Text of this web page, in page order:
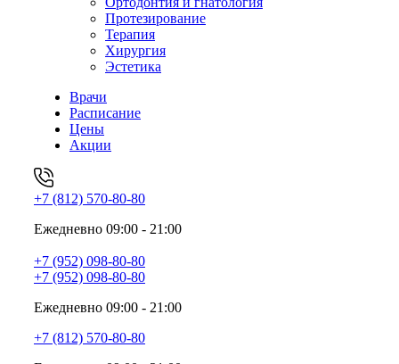
Протезирование
Терапия
Хирургия
Эстетика
Врачи
Расписание
Цены
Акции
+7 (812) 570-80-80
Ежедневно 09:00 - 21:00
+7 (952) 098-80-80
+7 (952) 098-80-80
Ежедневно 09:00 - 21:00
+7 (812) 570-80-80